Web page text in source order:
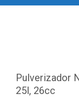
Pulverizador
25l, 26cc